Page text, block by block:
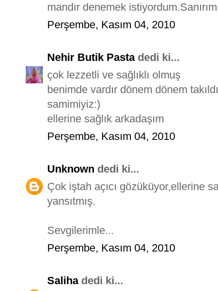
mandır denemek
Perşembe, Kasım 04, 2010
Nehir Butik Pastadedi ki...
çok lezzetli ve sağlıklı olmuş
benimde vardır dönem dönem
samimiyiz:)
ellerine sağlık arkadaşım
Perşembe, Kasım 04, 2010
Unknown dedi ki...
Çok iştah açıcı gözüküyor,ellerine
yansıtmış.
Sevgilerimle...
Perşembe, Kasım 04, 2010
Salihadedi ki...